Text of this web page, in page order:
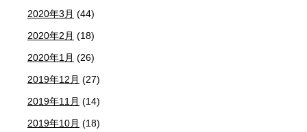
2020年3月 (44)
2020年2月 (18)
2020年1月 (26)
2019年12月 (27)
2019年11月 (14)
2019年10月 (18)